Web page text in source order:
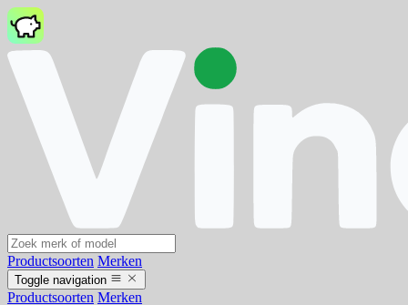
Productsoorten Merken
Toggle navigation
Productsoorten Merken